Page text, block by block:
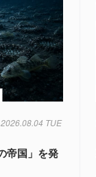
2026.08.04 TUE
帝国」を発